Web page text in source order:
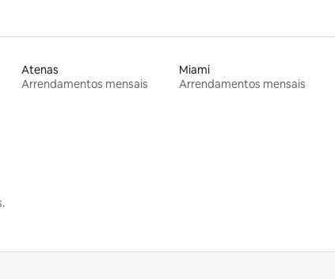
Atenas
Arrendamentos mensais
Miami
Arrendamentos mensais